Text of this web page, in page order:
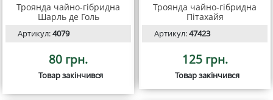
Троянда чайно-гібридна
Шарль де Голь
Артикул:4079
80 грн.
Товар закінчився
Троянда чайно-гібридна
Пітахайя
Артикул:47423
125 грн.
Товар закінчився